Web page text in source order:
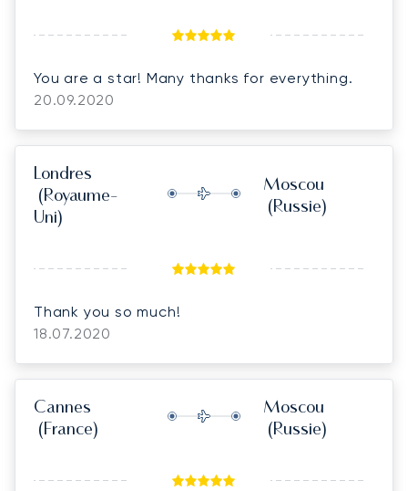
You are a star! Many thanks for everything.
20.09.2020
Londres
(Royaume-
Uni)
Moscou
(Russie)
Thank you so much!
18.07.2020
Cannes
(France)
Moscou
(Russie)